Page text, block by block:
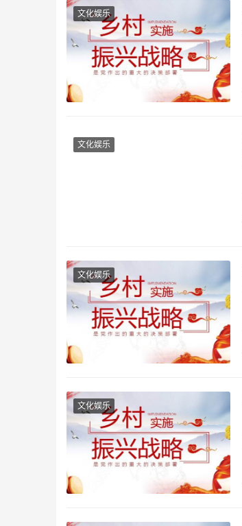
文化娱乐
文化娱乐
文化娱乐
文化娱乐